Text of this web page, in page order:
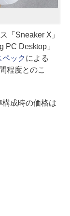
「Sneaker X」
PC Desktop」
ック による
程度とのこ
成時の価格は